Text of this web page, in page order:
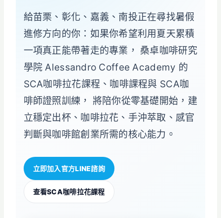
給苗栗、彰化、嘉義、南投正在尋找暑假
進修方向的你：如果你希望利用夏天累積
一項真正能帶著走的專業， 桑卓咖啡研究
學院 Alessandro Coffee Academy 的
SCA咖啡拉花課程、咖啡課程與 SCA咖
啡師證照訓練， 將陪你從零基礎開始，建
立穩定出杯、咖啡拉花、手沖萃取、感官
判斷與咖啡館創業所需的核心能力。
立即加入官方LINE諮詢
查看SCA咖啡拉花課程